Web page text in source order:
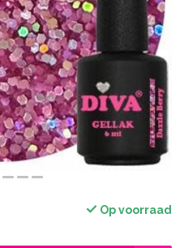
Op voorraad